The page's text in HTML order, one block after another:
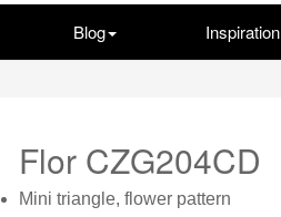
Blog Inspiration
Flor CZG204CD
Mini triangle, flower pattern